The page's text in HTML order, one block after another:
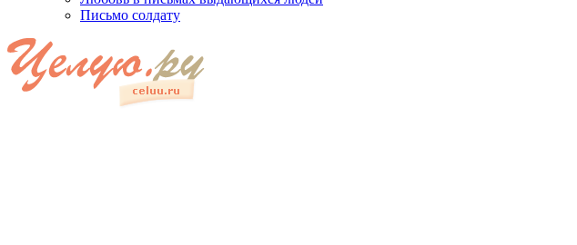
Письмо солдату